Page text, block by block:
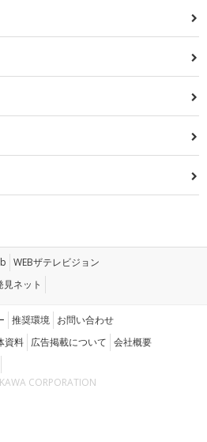
WEBザテレビジョン
ネット
推奨環境 お問い合わせ
資料 広告掲載について 会社概要
CORPORATION